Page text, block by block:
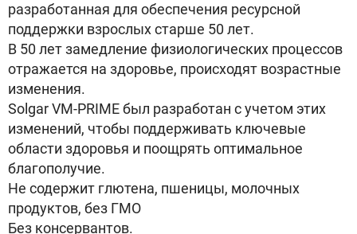
разработанная для обеспечения ресурсной
поддержки взрослых старше 50 лет.
В 50 лет замедление физиологических процессов
отражается на здоровье, происходят возрастные
изменения.
Solgar VM-PRIME был разработан с учетом этих
изменений, чтобы поддерживать ключевые
области здоровья и поощрять оптимальное
благополучие.
Не содержит глютена, пшеницы, молочных
продуктов, без ГМО
Без консервантов.